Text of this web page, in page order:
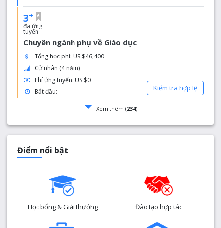
3+
đã ứng
tuyển
Chuyên ngành phụ về Giáo dục
Tổng học phí: US $46,400
Cử nhân (4 năm)
Phí ứng tuyển: US $0
Bắt đầu:
Kiểm tra hợp lệ
Xem thêm (234)
Điểm nổi bật
Học bổng & Giải thưởng Đào tạo hợp tác